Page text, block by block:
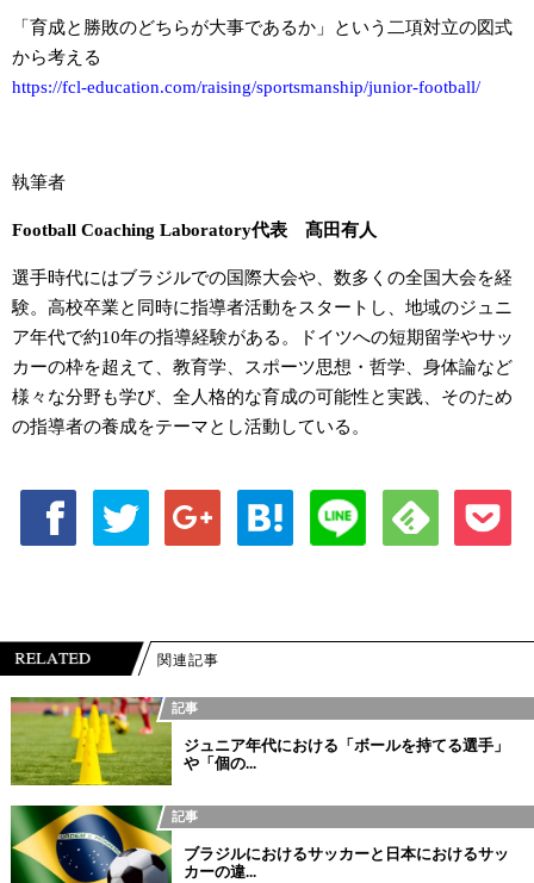
「育成と勝敗のどちらが大事であるか」という二項対立の図式
から考える
https://fcl-education.com/raising/sportsmanship/junior-football/
執筆者
Football Coaching Laboratory代表 髙田有人
選手時代にはブラジルでの国際大会や、数多くの全国大会を経
験。高校卒業と同時に指導者活動をスタートし、地域のジュニ
ア年代で約10年の指導経験がある。ドイツへの短期留学やサッ
カーの枠を超えて、教育学、スポーツ思想・哲学、身体論など
様々な分野も学び、全人格的な育成の可能性と実践、そのため
の指導者の養成をテーマとし活動している。
関連記事
記事
ジュニア年代における「ボールを持てる選手」
や「個の...
記事
ブラジルにおけるサッカーと日本におけるサッ
カーの違...